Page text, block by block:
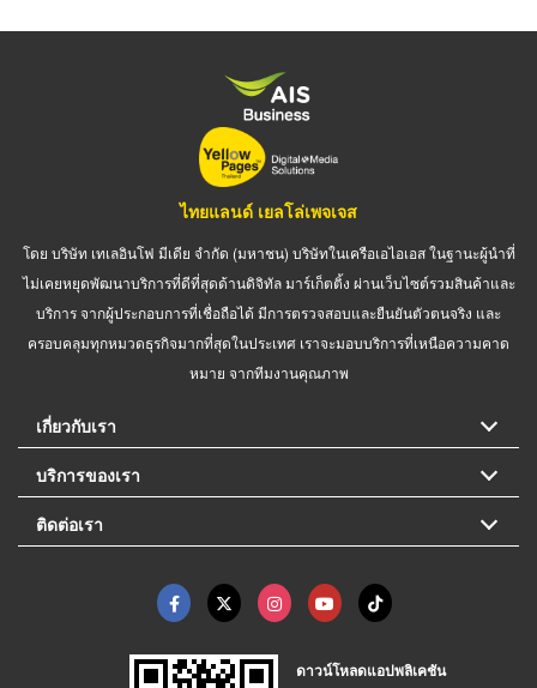
ไทยแลนด์ เยลโล่เพจเจส
โดย บริษัท เทเลอินโฟ มีเดีย จำกัด (มหาชน) บริษัทในเครือเอไอเอส ในฐานะผู้นำที่
ไม่เคยหยุดพัฒนาบริการที่ดีที่สุดด้านดิจิทัล มาร์เก็ตติ้ง ผ่านเว็บไซต์รวมสินค้าและ
บริการ จากผู้ประกอบการที่เชื่อถือได้ มีการตรวจสอบและยืนยันตัวตนจริง และ
ครอบคลุมทุกหมวดธุรกิจมากที่สุดในประเทศ เราจะมอบบริการที่เหนือความคาด
หมาย จากทีมงานคุณภาพ
เกี่ยวกับเรา
บริการของเรา
ติดต่อเรา
ดาวน์โหลดแอปพลิเคชัน